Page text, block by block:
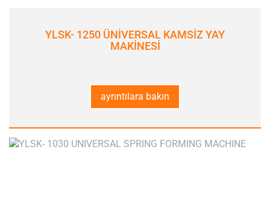
YLSK- 1250 ÜNİVERSAL KAMSİZ YAY
MAKİNESİ
ayrıntılara bakın